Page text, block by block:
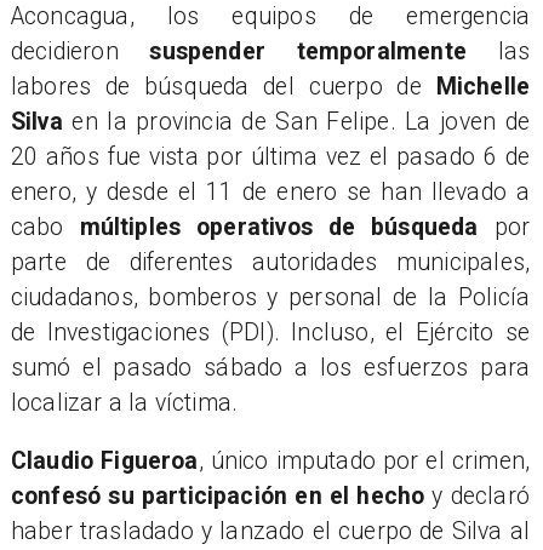
Aconcagua, los equipos de emergencia
decidieronsuspender temporalmente las
labores de búsqueda del cuerpo de
Michelle
Silva en la provincia de San Felipe. La joven de
20 años fue vista por última vez el pasado 6 de
enero, y desde el 11 de enero se han llevado a
cabo múltiples operativos de búsqueda por
parte de diferentes autoridades municipales,
ciudadanos, bomberos y personal de la Policía
de Investigaciones (PDI). Incluso, el Ejército se
sumó el pasado sábado a los esfuerzos para
localizar a la víctima.
​Claudio Figueroa, único imputado por el crimen,
confesó su participación en el hecho y declaró
haber trasladado y lanzado el cuerpo de Silva al